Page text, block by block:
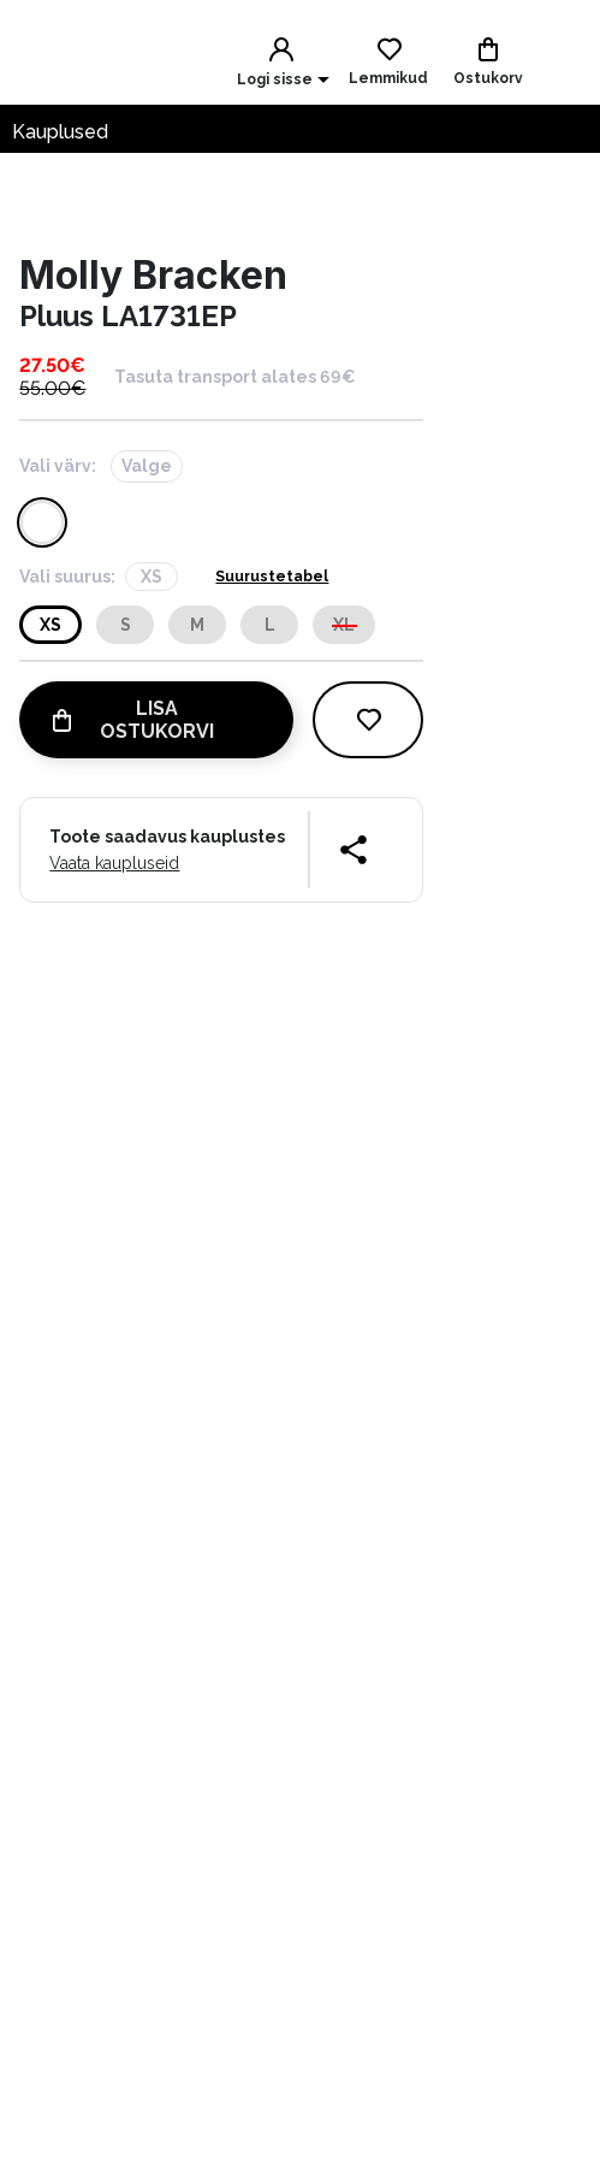
Logi sisse Lemmikud Ostukorv
Kauplused
Molly Bracken
Pluus LA1731EP
27.50€
55.00€
Tasuta transport alates 69€
Vali värv: Valge
Vali suurus: XS Suurustetabel
XS S M L XL
LISA
OSTUKORVI
Toote saadavus kauplustes
Vaata kaupluseid